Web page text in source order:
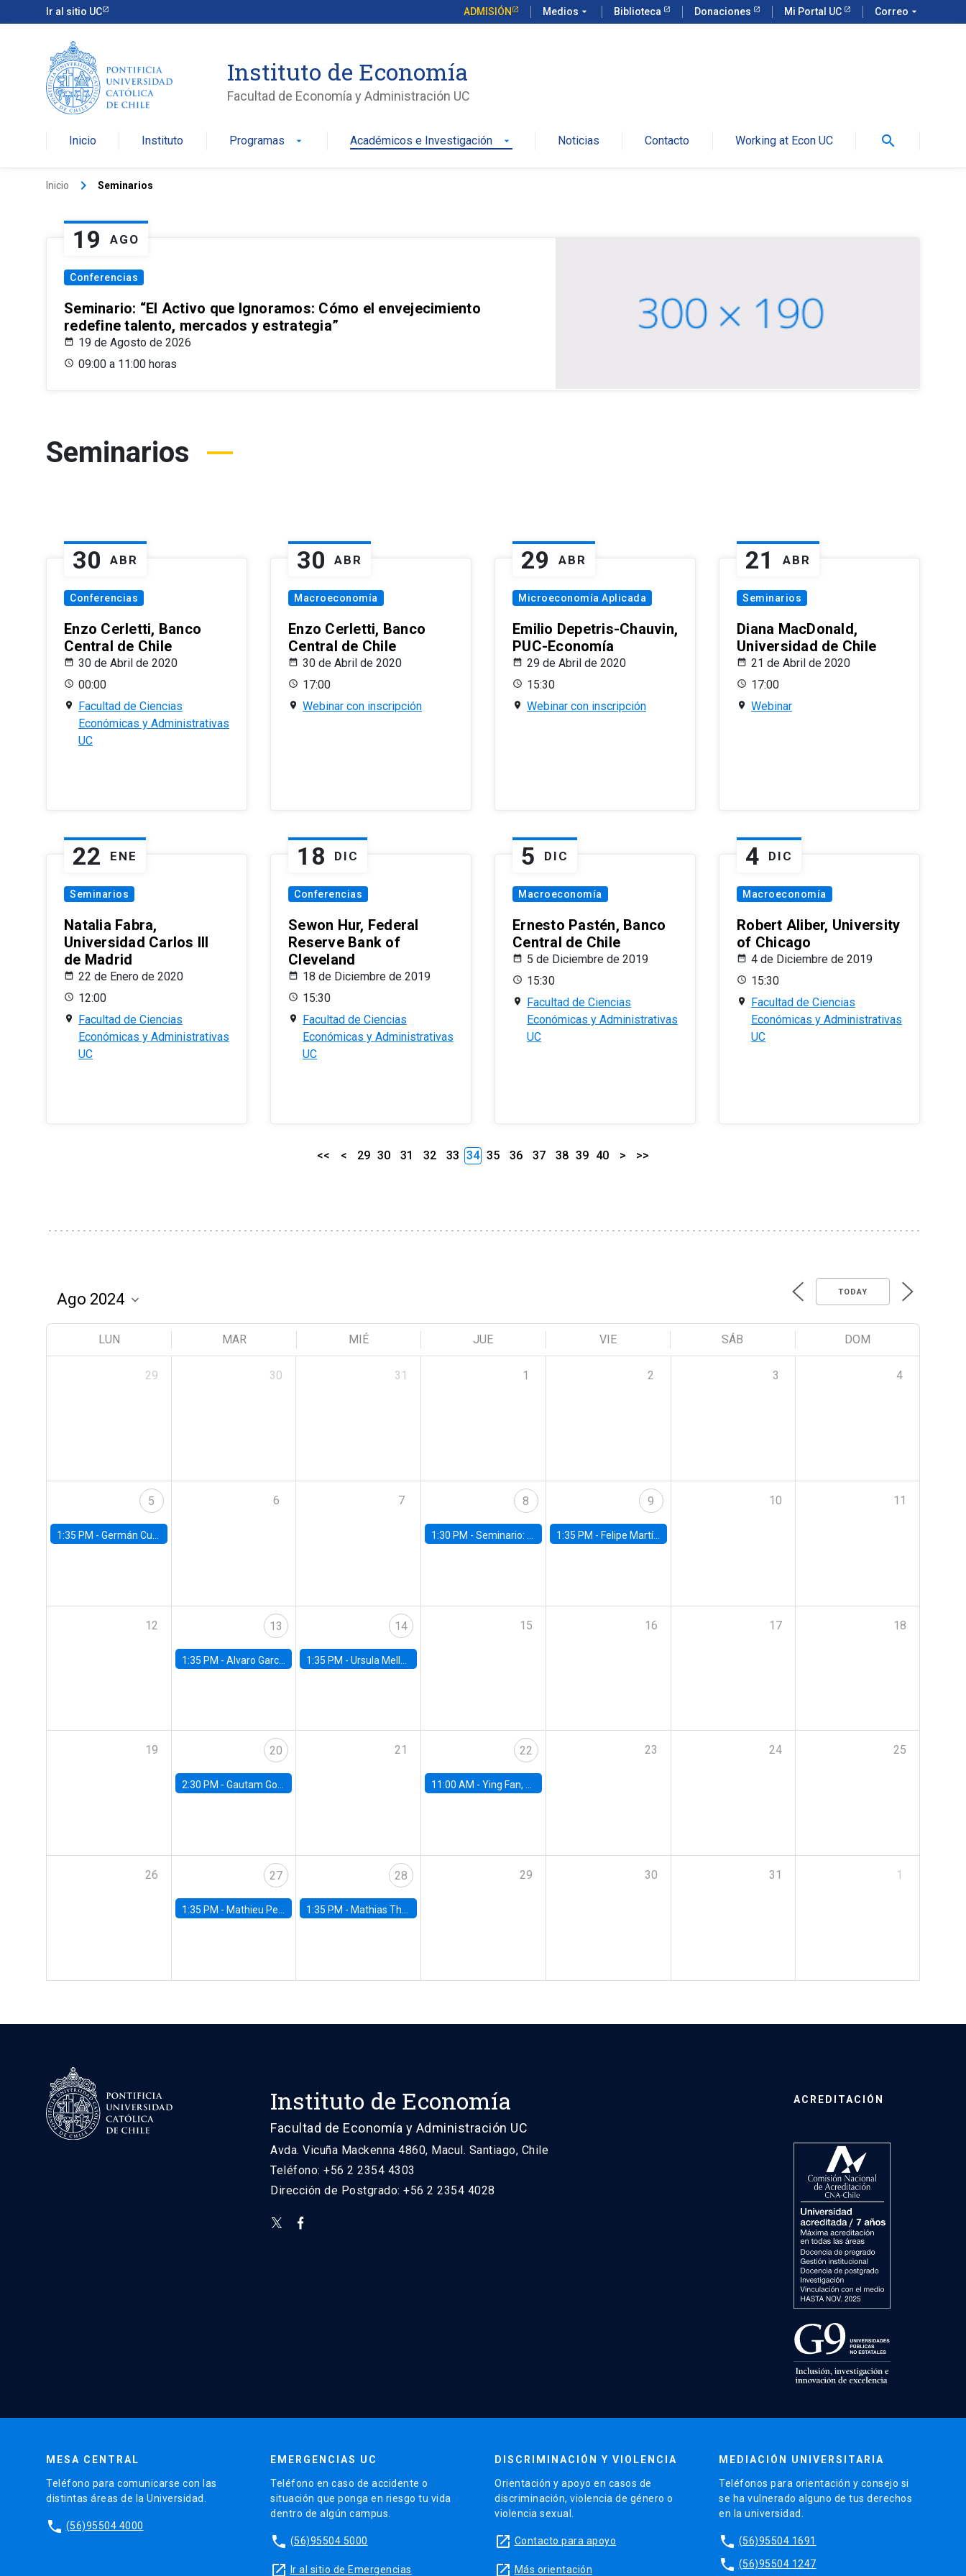
Ir al sitio UC ADMISIÓN Medios arrow_drop_down Biblioteca Donaciones Mi Portal UC Correo arrow_drop_down
Instituto de Economía
Facultad de Economía y Administración UC
Inicio Instituto Programas arrow_drop_down Académicos e Investigación arrow_drop_down Noticias Contacto Working at Econ UC search
Inicio keyboard_arrow_right Seminarios
19 AGO
Conferencias
Seminario: “El Activo que Ignoramos: Cómo el envejecimiento
redefine talento, mercados y estrategia”
19 de Agosto de 2026
09:00 a 11:00 horas
Seminarios
30 ABR
Conferencias
Enzo Cerletti, Banco
Central de Chile
30 de Abril de 2020
00:00
Facultad de Ciencias
Económicas y Administrativas
UC
30 ABR
Macroeconomía
Enzo Cerletti, Banco
Central de Chile
30 de Abril de 2020
17:00
Webinar con inscripción
29 ABR
Microeconomía Aplicada
Emilio Depetris-Chauvin,
PUC-Economía
29 de Abril de 2020
15:30
Webinar con inscripción
21 ABR
Seminarios
Diana MacDonald,
Universidad de Chile
21 de Abril de 2020
17:00
Webinar
22 ENE
Seminarios
Natalia Fabra,
Universidad Carlos III
de Madrid
22 de Enero de 2020
12:00
Facultad de Ciencias
Económicas y Administrativas
UC
18 DIC
Conferencias
Sewon Hur, Federal
Reserve Bank of
Cleveland
18 de Diciembre de 2019
15:30
Facultad de Ciencias
Económicas y Administrativas
UC
5 DIC
Macroeconomía
Ernesto Pastén, Banco
Central de Chile
5 de Diciembre de 2019
15:30
Facultad de Ciencias
Económicas y Administrativas
UC
4 DIC
Macroeconomía
Robert Aliber, University
of Chicago
4 de Diciembre de 2019
15:30
Facultad de Ciencias
Económicas y Administrativas
UC
<< < 29 30 31 32 33 34 35 36 37 38 39 40 > >>
TODAY
LUN MAR MIÉ JUE VIE SÁB DOM
29 30 31 1 2 3 4
5
1:35 PM - Germán Cubas, University of Houston
6 7 8
1:30 PM -Seminario: “Recuperando la humanidad para progresar en la era de la IA»
9
1:35 PM - Felipe Martínez, alumno Doctorado en Economía UC
10 11
12 13
1:35 PM - Alvaro Garcia-Marin, Universidad de Los Andes
14
1:35 PM -Ursula Mello, Insper - Institute of Education and Research
15 16 17 18
19 20
2:30 PM - Gautam Gowrisankaran, Columbia University
21 22
11:00 AM -Ying Fan, University of Michigan
23 24 25
26 27
1:35 PM - Mathieu Pedemonte, IDB
28
1:35 PM - Mathias Thoenig, University of Lausanne
29 30 31 1
Instituto de Economía
Facultad de Economía y Administración UC
Avda. Vicuña Mackenna 4860, Macul. Santiago, Chile
Teléfono: +56 2 2354 4303
Dirección de Postgrado: +56 2 2354 4028
ACREDITACIÓN
MESA CENTRAL
Teléfono para comunicarse con las
distintas áreas de la Universidad.
phone (56)95504 4000
EMERGENCIAS UC
Teléfono en caso de accidente o
situación que ponga en riesgo tu vida
dentro de algún campus.
phone (56)95504 5000
launch Ir al sitio de Emergencias
DISCRIMINACIÓN Y VIOLENCIA
Orientación y apoyo en casos de
discriminación, violencia de género o
violencia sexual.
launch Contacto para apoyo
launch Más orientación
MEDIACIÓN UNIVERSITARIA
Teléfonos para orientación y consejo si
se ha vulnerado alguno de tus derechos
en la universidad.
phone (56)95504 1691
phone (56)95504 1247